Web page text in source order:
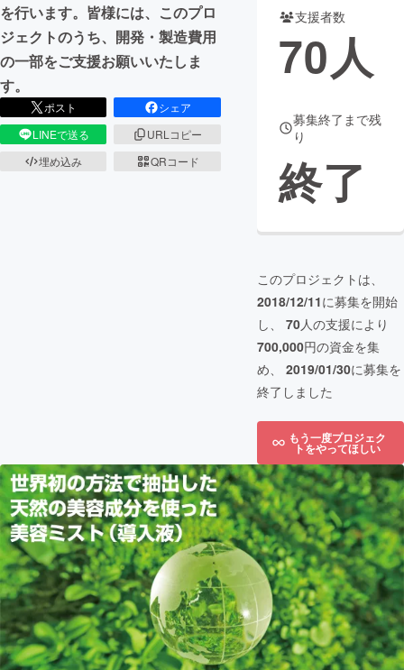
を行います。皆様には、このプロ
ジェクトのうち、開発・製造費用
の一部をご支援お願いいたしま
す。
ポスト
シェア
LINEで送る
URLコピー
埋め込み
QRコード
支援者数
70人
募集終了まで残
り
終了
このプロジェクトは、
2018/12/11に募集を開始
し、 70人の支援により
700,000円の資金を集
め、 2019/01/30に募集を
終了しました
もう一度プロジェク
トをやってほしい